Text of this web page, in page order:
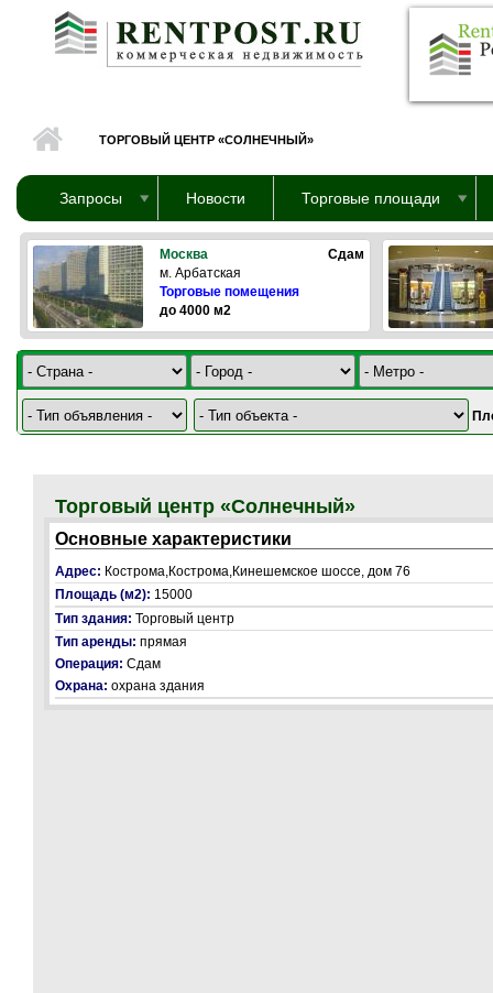
Перейти к основному содержанию
ТОРГОВЫЙ ЦЕНТР «СОЛНЕЧНЫЙ»
Запросы Новости Торговые площади
Москва
Сдам
м. Арбатская
Торговые помещения
до 4000 м2
Торговый центр «Солнечный»
Основные характеристики
Адрес: Кострома,Кострома,Кинешемское шоссе, дом 76
Площадь (м2): 15000
Тип здания: Торговый центр
Тип аренды: прямая
Операция: Сдам
Охрана: охрана здания